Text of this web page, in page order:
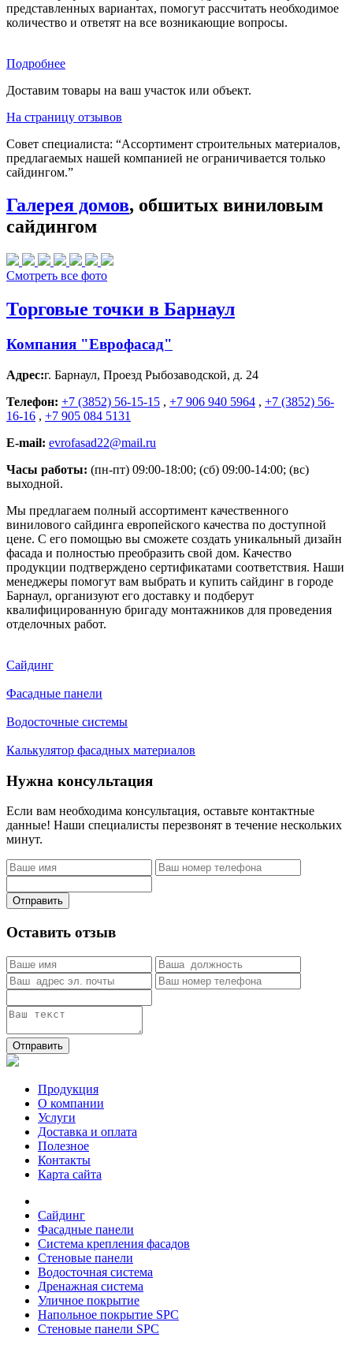
представленных вариантах, помогут рассчитать необходимое
количество и ответят на все возникающие вопросы.
Подробнее
Доставим товары на ваш участок или объект.
На страницу отзывов
Совет специалиста: “Ассортимент строительных материалов,
предлагаемых нашей компанией не ограничивается только
сайдингом.”
Галерея домов, обшитых виниловым
сайдингом
Смотреть все фото
Торговые точки в Барнаул
Компания "Еврофасад"
Адрес:г. Барнаул, Проезд Рыбозаводской, д. 24
Телефон: +7 (3852) 56-15-15 , +7 906 940 5964 , +7 (3852) 56-
16-16 , +7 905 084 5131
E-mail: evrofasad22@mail.ru
Часы работы: (пн-пт) 09:00-18:00; (сб) 09:00-14:00; (вс)
выходной.
Мы предлагаем полный ассортимент качественного
винилового сайдинга европейского качества по доступной
цене. С его помощью вы сможете создать уникальный дизайн
фасада и полностью преобразить свой дом. Качество
продукции подтверждено сертификатами соответствия. Наши
менеджеры помогут вам выбрать и купить сайдинг в городе
Барнаул, организуют его доставку и подберут
квалифицированную бригаду монтажников для проведения
отделочных работ.
Сайдинг
Фасадные панели
Водосточные системы
Калькулятор фасадных материалов
Нужна консультация
Если вам необходима консультация, оставьте контактные
данные! Наши специалисты перезвонят в течение нескольких
минут.
Отправить
Оставить отзыв
Отправить
Продукция
О компании
Услуги
Доставка и оплата
Полезное
Контакты
Карта сайта
Сайдинг
Фасадные панели
Система крепления фасадов
Стеновые панели
Водосточная система
Дренажная система
Уличное покрытие
Напольное покрытие SPC
Стеновые панели SPC